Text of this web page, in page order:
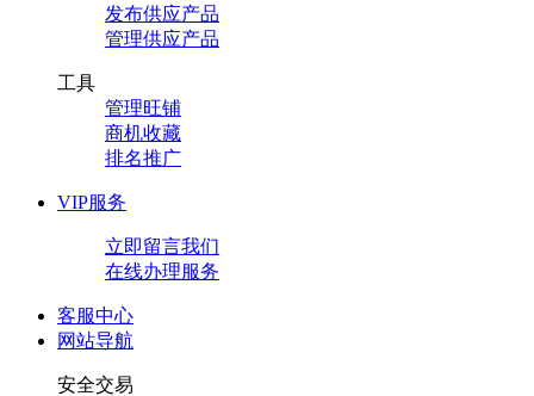
发布供应产品
管理供应产品
工具
管理旺铺
商机收藏
排名推广
VIP服务
立即留言我们
在线办理服务
客服中心
网站导航
安全交易